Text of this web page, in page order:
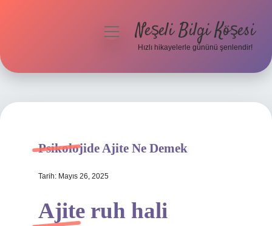
Hakkımızda
menüyüNeşeli Bilgi Köşesi
Hızlı hikayelerle gününü şenlendir!
Psikolojide Ajite Ne Demek
Tarih: Mayıs 26, 2025
Ajite ruh hali